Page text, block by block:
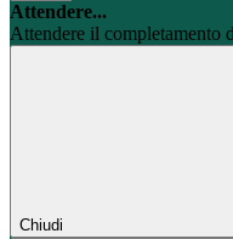
Attendere...
Attendere il completamento
Chiudi